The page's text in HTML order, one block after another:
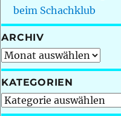
beim Schachklub
ARCHIV
Archiv
KATEGORIEN
Kategorien